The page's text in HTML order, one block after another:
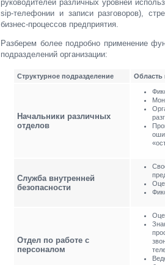
руководителей различных уровней
sip-телефонии и записи разговоров),
бизнес-процессов предприятия.
Разберем более подробно применение
подразделений организации:
Структурное подразделение Область
Начальники различных
отделов
Служба внутренней
безопасности
Отдел по работе с
персоналом